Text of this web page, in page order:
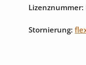
Lizenznummer:
Stornierung: